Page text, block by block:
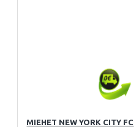
MIEHET NEW YORK CITY FC